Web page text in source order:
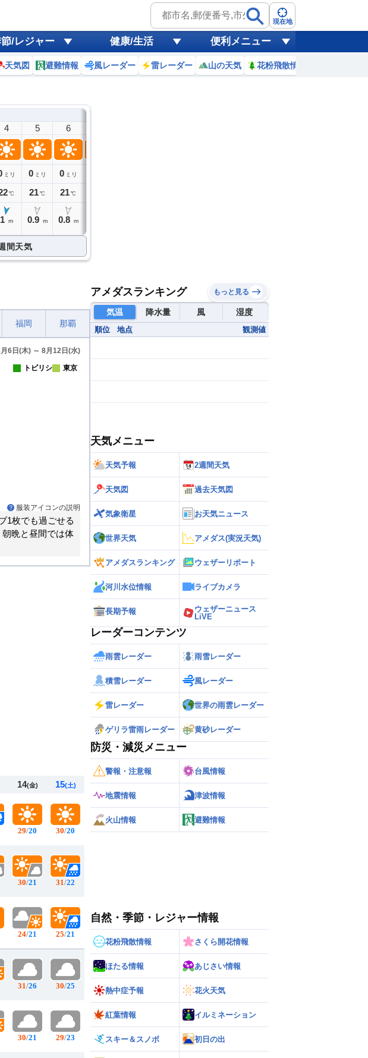
現在地
/レジャー 健康/生活 便利メニュー
天気図 避難情報 風レーダー 雷レーダー 山の天気 花粉飛散情報
4
ミリ
℃
1 m
5
0 ミリ
21℃
0.9 m
6
0 ミリ
21℃
0.8 m
間天気
福岡 那覇
6日(木) ～ 8月12日(水)
トビリシ 東京
服装アイコンの説明
1枚でも過ごせる
晩と昼間では体
14(金)
29/20
30/21
24/21
31/26
30/21
15(土)
30/20
31/22
25/21
30/25
29/23
アメダスランキング もっと見る
気温 降水量 風 湿度
順位 地点 観測値
天気メニュー
天気予報 2週間天気
天気図 過去天気図
気象衛星 お天気ニュース
世界天気 アメダス(実況天気)
アメダスランキング ウェザーリポート
河川水位情報 ライブカメラ
長期予報
ウェザーニュース
LiVE
レーダーコンテンツ
雨雲レーダー 雨雪レーダー
積雪レーダー 風レーダー
雷レーダー 世界の雨雲レーダー
ゲリラ雷雨レーダー 黄砂レーダー
防災・減災メニュー
警報・注意報 台風情報
地震情報 津波情報
火山情報 避難情報
自然・季節・レジャー情報
花粉飛散情報 さくら開花情報
ほたる情報 あじさい情報
熱中症予報 花火天気
紅葉情報 イルミネーション
スキー＆スノボ 初日の出